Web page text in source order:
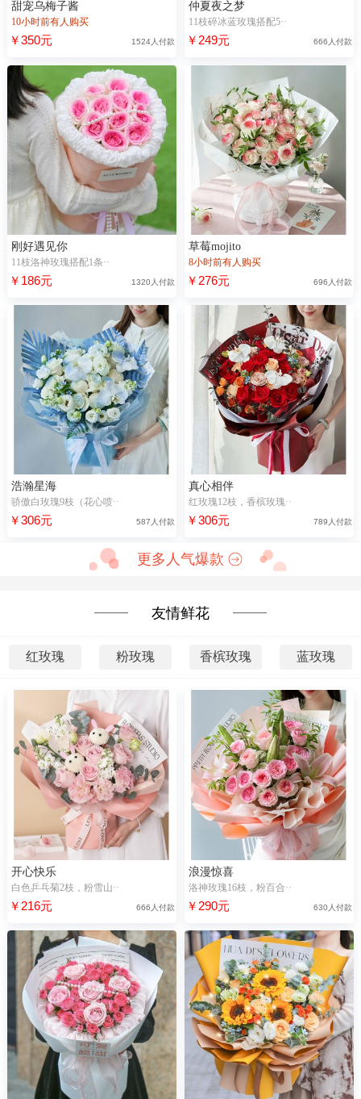
甜宠乌梅子酱
10小时前有人购买
￥350元 1524人付款
仲夏夜之梦
11枝碎冰蓝玫瑰搭配5··
￥249元 666人付款
刚好遇见你
11枝洛神玫瑰搭配1条··
￥186元 1320人付款
草莓mojito
8小时前有人购买
￥276元 696人付款
浩瀚星海
骄傲白玫瑰9枝（花心喷··
￥306元 587人付款
真心相伴
红玫瑰12枝，香槟玫瑰··
￥306元 789人付款
更多人气爆款
友情鲜花
红玫瑰 粉玫瑰 香槟玫瑰 蓝玫瑰
开心快乐
白色乒乓菊2枝，粉雪山··
￥216元 666人付款
浪漫惊喜
洛神玫瑰16枝，粉百合··
￥290元 630人付款